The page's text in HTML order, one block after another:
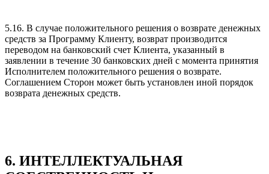
5.16. В случае положительного решения о возврате денежных
средств за Программу Клиенту, возврат производится
переводом на банковский счет Клиента, указанный в
заявлении в течение 30 банковских дней с момента принятия
Исполнителем положительного решения о возврате.
Соглашением Сторон может быть установлен иной порядок
возврата денежных средств.
6. ИНТЕЛЛЕКТУАЛЬНАЯ